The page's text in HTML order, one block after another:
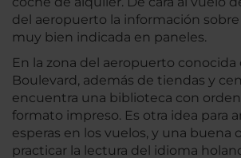
del aeropuerto la información
muy bien indicada en paneles.
En la zona del aeropuerto
Boulevard, además de tiendas y
encuentra una biblioteca con
formato impreso. Es otra idea para
esperas en los vuelos, y una buena
practicar la lectura del idioma